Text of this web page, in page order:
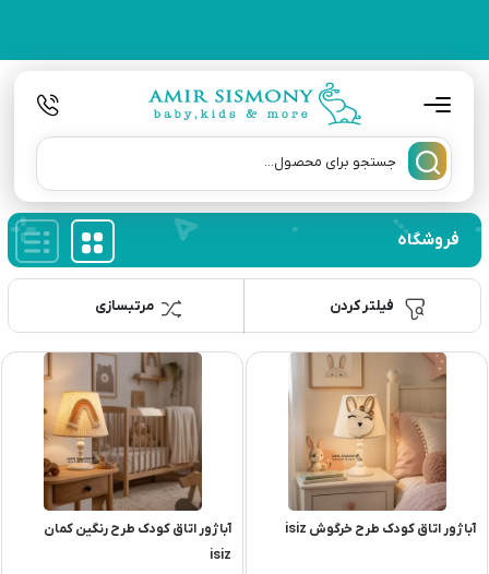
فروشگاه
مرتبسازی فیلتر کردن
آباژور اتاق کودک طرح خرگوش isiz
آباژور اتاق کودک طرح رنگین کمان
isiz